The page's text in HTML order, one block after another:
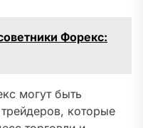
Форекс:
могут быть
которые